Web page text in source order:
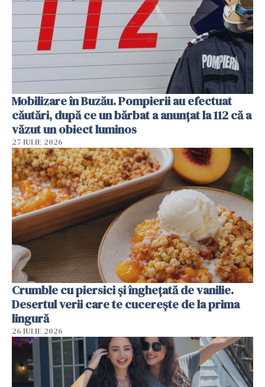
Mobilizare în Buzău. Pompierii au efectuat
căutări, după ce un bărbat a anunțat la 112 că a
văzut un obiect luminos
27 IULIE 2026
Crumble cu piersici și înghețată de vanilie.
Desertul verii care te cucerește de la prima
lingură
26 IULIE 2026